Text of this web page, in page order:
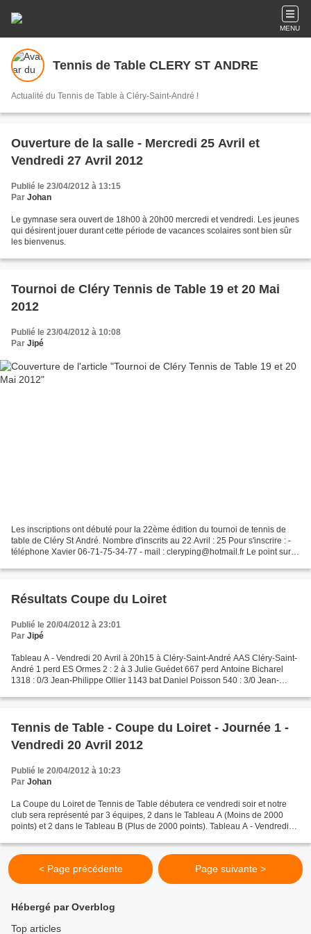
MENU
Tennis de Table CLERY ST ANDRE
Actualité du Tennis de Table à Cléry-Saint-André !
Ouverture de la salle - Mercredi 25 Avril et
Vendredi 27 Avril 2012
Publié le 23/04/2012 à 13:15
Par Johan
Le gymnase sera ouvert de 18h00 à 20h00 mercredi et vendredi. Les jeunes
qui désirent jouer durant cette période de vacances scolaires sont bien sûr
les bienvenus.
Tournoi de Cléry Tennis de Table 19 et 20 Mai
2012
Publié le 23/04/2012 à 10:08
Par Jipé
Les inscriptions ont débuté pour la 22ème édition du tournoi de tennis de
table de Cléry St André. Nombre d'inscrits au 22 Avril : 25 Pour s'inscrire : -
téléphone Xavier 06-71-75-34-77 - mail : cleryping@hotmail.fr Le point sur
Résultats Coupe du Loiret
Publié le 20/04/2012 à 23:01
Par Jipé
Tableau A - Vendredi 20 Avril à 20h15 à Cléry-Saint-André AAS Cléry-Saint-
André 1 perd ES Ormes 2 : 2 à 3 Julie Guédet 667 perd Antoine Bicharel
1318 : 0/3 Jean-Philippe Ollier 1143 bat Daniel Poisson 540 : 3/0 Jean-
Tennis de Table - Coupe du Loiret - Journée 1 -
Vendredi 20 Avril 2012
Publié le 20/04/2012 à 10:23
Par Johan
La Coupe du Loiret de Tennis de Table débutera ce vendredi soir et notre
club sera représenté par 3 équipes, 2 dans le Tableau A (Moins de 2000
points) et 2 dans le Tableau B (Plus de 2000 points). Tableau A - Vendredi
< Page précédente Page suivante >
Hébergé par Overblog
Top articles